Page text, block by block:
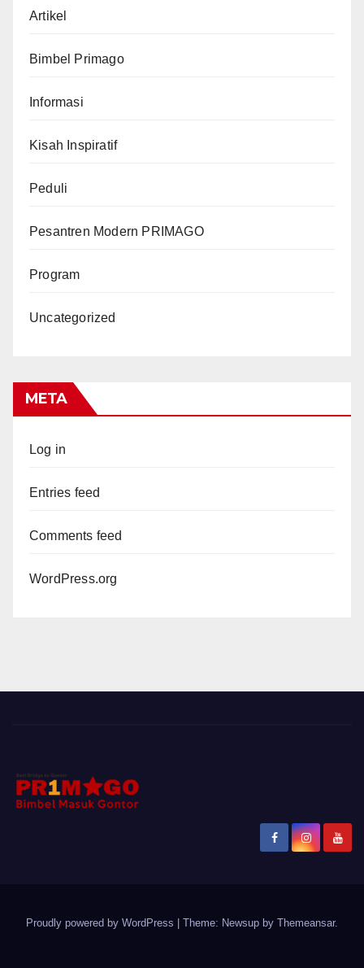
Artikel
Bimbel Primago
Informasi
Kisah Inspiratif
Peduli
Pesantren Modern PRIMAGO
Program
Uncategorized
META
Log in
Entries feed
Comments feed
WordPress.org
Proudly powered by WordPress Theme: Newsup by Themeansar.